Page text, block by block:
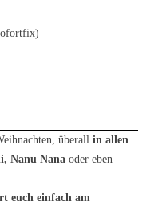
überall in allen
Nanu Nana oder eben
euch einfach am